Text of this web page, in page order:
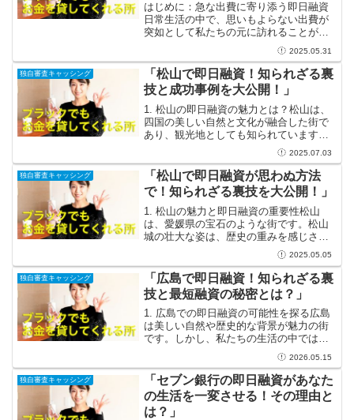
はじめに：急な出費に寄り添う即日融資
日常生活の中で、思いもよらない出費が
突如として私たちの元に訪れることがよ
くあります。例えば、急な医療費の発生
や冷蔵庫の故障、さらには急な旅行が必
要になることだってありますよね。これ
らは一見、生活を脅かすも...
2025.05.31
独自審査キャッシング
「松山で即日融資！知られざる裏
技と成功事例を大公開！」
1. 松山の即日融資の魅力とは？松山は、
四国の美しい自然と文化が融合した街で
あり、観光地としても知られています。
しかし、最近では即日融資のサービスが
注目を浴びているのをご存じでしょう
か？急な出費や資金が必要な時、松山に
は頼れる金融機関が数多...
2025.07.03
独自審査キャッシング
「松山で即日融資が思わぬ方法
で！知られざる裏技を大公開！」
1. 松山の魅力と即日融資の重要性松山
は、愛媛県の宝石のような街です。松山
城の壮大な姿は、歴史の重みを感じさ
せ、道後温泉の湯けむりは訪れる人々を
癒してくれます。美しい自然と深い歴史
が織りなすこの町は、まさに心温まる体
験の宝庫！観光名所を巡り...
2025.05.05
独自審査キャッシング
「広島で即日融資！知られざる裏
技と最短融資の秘密とは？」
1. 広島での即日融資の可能性を探る広島
は美しい自然や歴史的な背景が魅力の街
です。しかし、私たちの生活の中では、
急に資金が必要になる瞬間も必ず訪れま
す。急な出費や予期せぬトラブルに対処
するために、頼りになるのが即日融資で
す。広島には数多くの...
2026.05.15
独自審査キャッシング
「セブン銀行の即日融資があなた
の生活を一変させる！その理由と
は？」